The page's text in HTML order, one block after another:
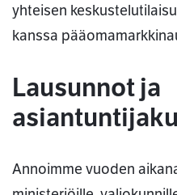
yhteisen
kanssa
Lausunnot ja
Annoimme vuoden